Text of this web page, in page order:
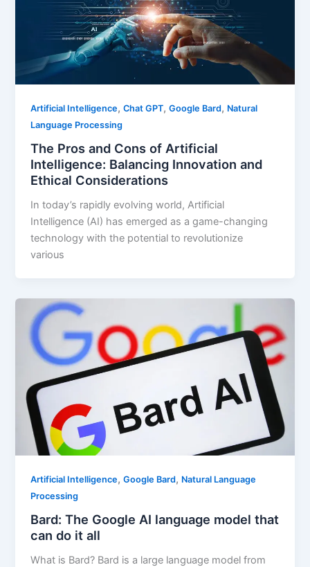
Artificial Intelligence,Chat GPT,Google Bard, Natural
Language Processing
The Pros and Cons of Artificial
Intelligence: Balancing Innovation and
Ethical Considerations
In today’s rapidly evolving world, Artificial
Intelligence (AI) has emerged as a game-changing
technology with the potential to revolutionize
various
Artificial Intelligence,Google Bard, Natural Language
Processing
Bard: The Google AI language model that
can do it all
What is Bard? Bard is a large language model from